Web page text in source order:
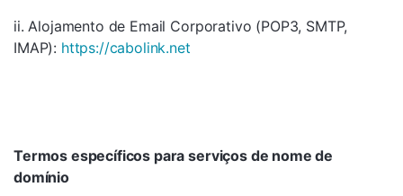
ii. Alojamento de Email Corporativo (POP3, SMTP,
IMAP): https://cabolink.net
Termos específicos para serviços de nome de
domínio